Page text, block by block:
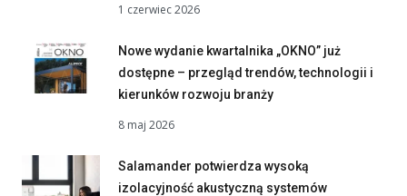
1 czerwiec 2026
Nowe wydanie kwartalnika „OKNO” już
dostępne – przegląd trendów, technologii i
kierunków rozwoju branży
8 maj 2026
Salamander potwierdza wysoką
izolacyjność akustyczną systemów